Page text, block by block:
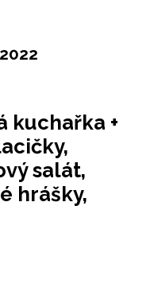
kuchařka +
salát,
hrášky,